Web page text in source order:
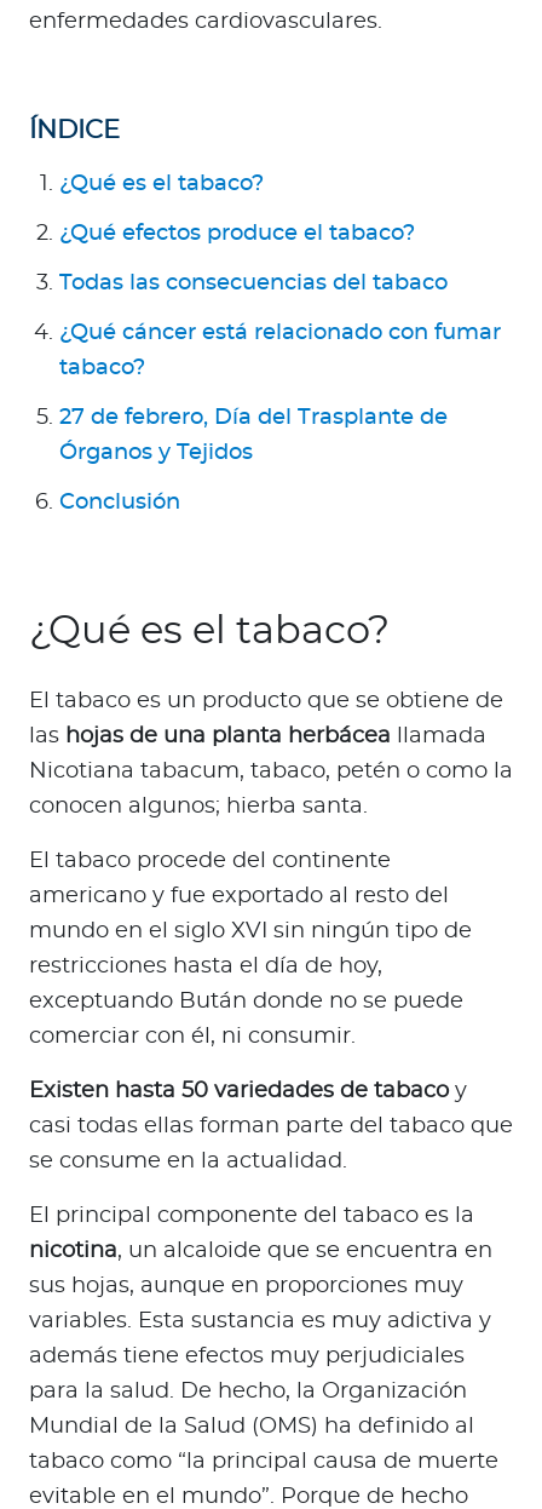
Contáctanos
enfermedades cardiovasculares.
ÍNDICE
¿Qué es el tabaco?
¿Qué efectos produce el tabaco?
Todas las consecuencias del tabaco
¿Qué cáncer está relacionado con fumar
tabaco?
27 de febrero, Día del Trasplante de
Órganos y Tejidos
Conclusión
¿Qué es el tabaco?
El tabaco es un producto que se obtiene de
las hojas de una planta herbácea llamada
Nicotiana tabacum, tabaco, petén o como la
conocen algunos; hierba santa.
El tabaco procede del continente
americano y fue exportado al resto del
mundo en el siglo XVI sin ningún tipo de
restricciones hasta el día de hoy,
exceptuando Bután donde no se puede
comerciar con él, ni consumir.
Existen hasta 50 variedades de tabacoy
casi todas ellas forman parte del tabaco que
se consume en la actualidad.
El principal componente del tabaco es la
nicotina, un alcaloide que se encuentra en
sus hojas, aunque en proporciones muy
variables. Esta sustancia es muy adictiva y
además tiene efectos muy perjudiciales
para la salud. De hecho, la Organización
Mundial de la Salud (OMS) ha definido al
tabaco como “la principal causa de muerte
evitable en el mundo”. Porque de hecho